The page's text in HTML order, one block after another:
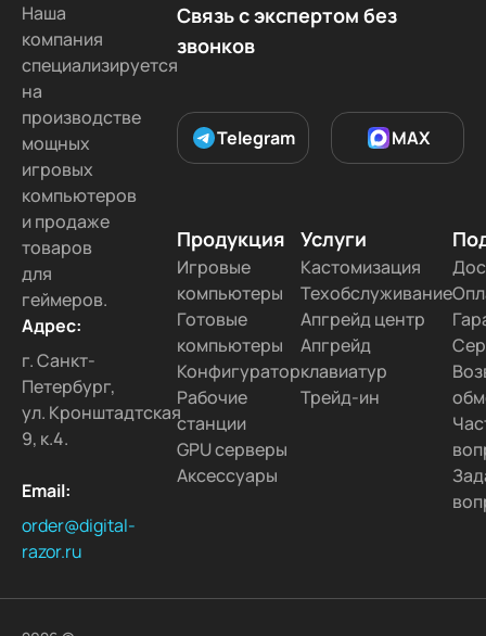
Наша
компания
специализируется
на
производстве
мощных
игровых
компьютеров
и продаже
товаров
для
геймеров.
Адрес:
г. Санкт-
Петербург,
ул. Кронштадтская
9, к.4.
Email:
order@digital-
razor.ru
Связь с экспертом без
звонков
Telegram MAX
Продукция
Игровые
компьютеры
Готовые
компьютеры
Конфигуратор
Рабочие
станции
GPU серверы
Аксессуары
Услуги
Кастомизация
Техобслуживание
Апгрейд центр
Апгрейд
клавиатур
Трейд-ин